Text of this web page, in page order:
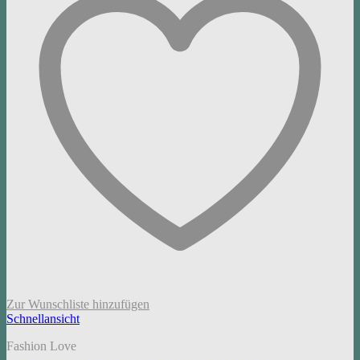
Zur Wunschliste hinzufügen
Schnellansicht
Fashion Love